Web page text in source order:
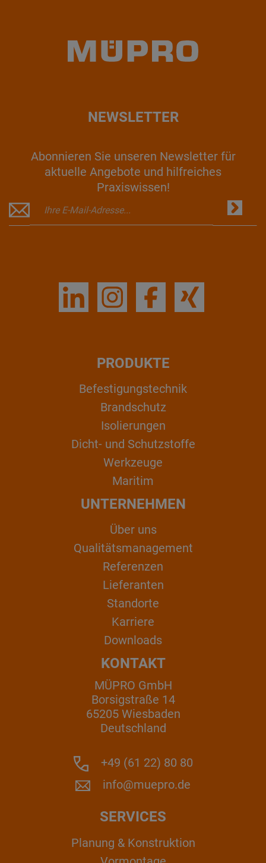
NEWSLETTER
Abonnieren Sie unseren Newsletter für
aktuelle Angebote und hilfreiches
Praxiswissen!
PRODUKTE
Befestigungstechnik
Brandschutz
Isolierungen
Dicht- und Schutzstoffe
Werkzeuge
Maritim
UNTERNEHMEN
Über uns
Qualitätsmanagement
Referenzen
Lieferanten
Standorte
Karriere
Downloads
KONTAKT
MÜPRO GmbH
Borsigstraße 14
65205 Wiesbaden
Deutschland
+49 (61 22) 80 80
info@muepro.de
SERVICES
Planung & Konstruktion